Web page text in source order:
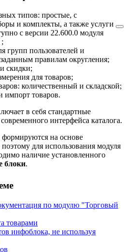
типов: простые, с
и комплекты, а также услуги
с версии 22.600.0 модуля
;
групп пользователей и
правилам округления;
скидки;
для товаров;
количественный и складской;
импорт товаров.
в себя стандартные
интерфейса каталога.
формируются на основе
для использования модуля
наличие установленного
блоки.
по модулю "Торговый
товарами
инфоблока, не используя